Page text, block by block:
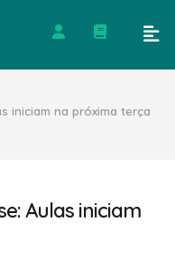
iniciam na próxima terça
Aulas iniciam